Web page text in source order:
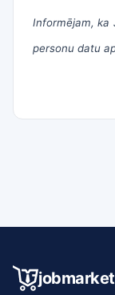
Informējam, ka
personu datu
jobmarket